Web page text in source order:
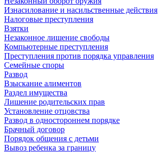
Изнасилование и насильственные действия
Налоговые преступления
Взятки
Незаконное лишение свободы
Компьютерные преступления
Преступления против порядка управления
Семейные споры
Развод
Взыскание алиментов
Раздел имущества
Лишение родительских прав
Установление отцовства
Развод в одностороннем порядке
Брачный договор
Порядок общения с детьми
Вывоз ребенка за границу